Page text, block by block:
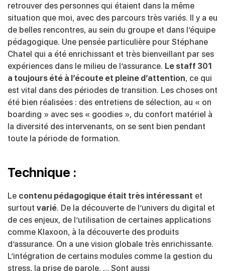
retrouver des personnes qui étaient dans la même
situation que moi, avec des parcours très variés. Il y a eu
de belles rencontres, au sein du groupe et dans l’équipe
pédagogique. Une pensée particulière pour Stéphane
Chatel qui a été enrichissant et très bienveillant par ses
expériences dans le milieu de l’assurance. Le staff 301
a toujours été à l’écoute et pleine d’attention, ce qui
est vital dans des périodes de transition. Les choses ont
été bien réalisées : des entretiens de sélection, au « on
boarding » avec ses « goodies », du confort matériel à
la diversité des intervenants, on se sent bien pendant
toute la période de formation.
Technique :
Le contenu pédagogique était très intéressant et
surtout varié. De la découverte de l’univers du digital et
de ces enjeux, de l’utilisation de certaines applications
comme Klaxoon, à la découverte des produits
d’assurance. On a une vision globale très enrichissante.
L’intégration de certains modules comme la gestion du
stress, la prise de parole, … Sont aussi